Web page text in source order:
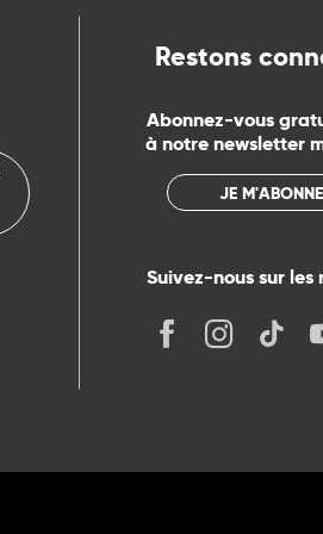
Restons
Abonnez-vous
à notre newsletter
JE M'ABONNE
Suivez-nous sur les